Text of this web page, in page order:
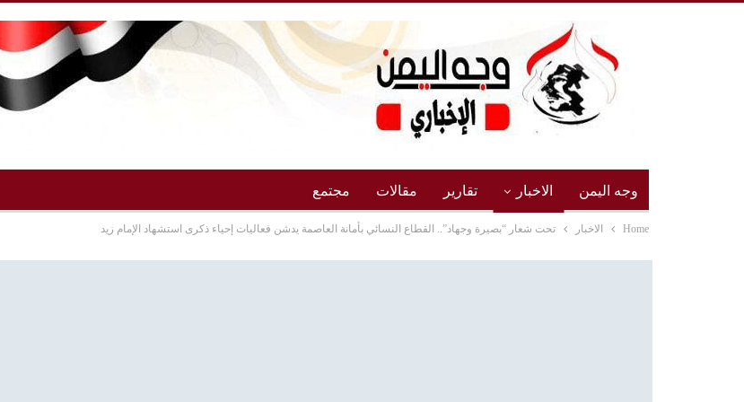
وجه اليمن الاخبار تقارير مقالات مجتمع
Home الاخبار تحت شعار “بصيرة وجهاد”.. القطاع النسائي بأمانة العاصمة يدشن فعاليات إحياء ذكرى استشهاد الإمام زيد